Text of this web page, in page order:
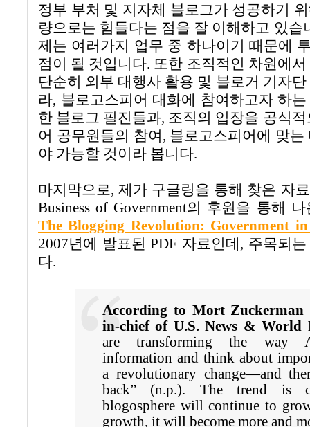
정부 부처 및 지자체 블로그가 성공하기
량으로는 힘들다는 점을 잘 이해하고 있습
제는 여러가지 업무 중 하나이기 때문에
점이 될 것입니다. 또한 조직적인 차원에
단순히 외부 대행사 활용 및 블로거 기자
라, 블로고스피어 대화에 참여하고자 하
한 블로그 필진들과, 조직의 입장을 공식
어 공무원들의 참여 , 블로고스피어에 맞
야 가능할 것이라 봅니다.
마지막으로,제가 구글링을 통해 찾은 자
Business of Government의 후원을 통해 나
The Blogging Revolution: Government
2007년에 발표된 PDF 자료인데 , 주목되
다.
According to Mort Zuckerman
in-chief of U.S. News & World
are transforming the way
information and think about
a revolutionary change—and
back” (n.p.). The trend is
blogosphere will continue to
growth, it will become more and